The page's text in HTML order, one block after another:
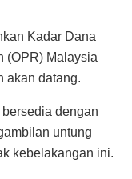
Kadar Dana
(OPR) Malaysia
akan datang.
dengan
untung
kebelakangan ini.